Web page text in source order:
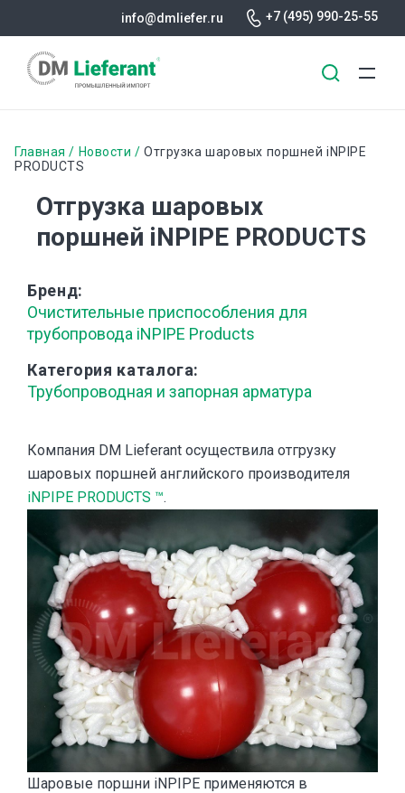
основному
info@dmliefer.ru +7 (495) 990-25-55
Строка
навигации
Главная Новости
Отгрузка шаровых поршней iNPIPE
PRODUCTS
Отгрузка шаровых
поршней iNPIPE PRODUCTS
Бренд
Очистительные приспособления для
трубопровода iNPIPE Products
Категория каталога
Трубопроводная и запорная арматура
Компания DM Lieferant осуществила отгрузку
шаровых поршней английского производителя
iNPIPE PRODUCTS ™.
Шаровые поршни iNPIPE применяются в